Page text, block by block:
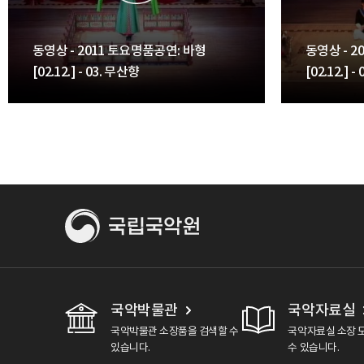
동영상 - 2011 토요명품공연: 바형
[02.12.] - 03. 무산향
동영상 -
[02.12.] -
국악박물관
국악박물관 소장품을 검색할 수
있습니다.
국악자료실
국악자료실 소장
수 있습니다.